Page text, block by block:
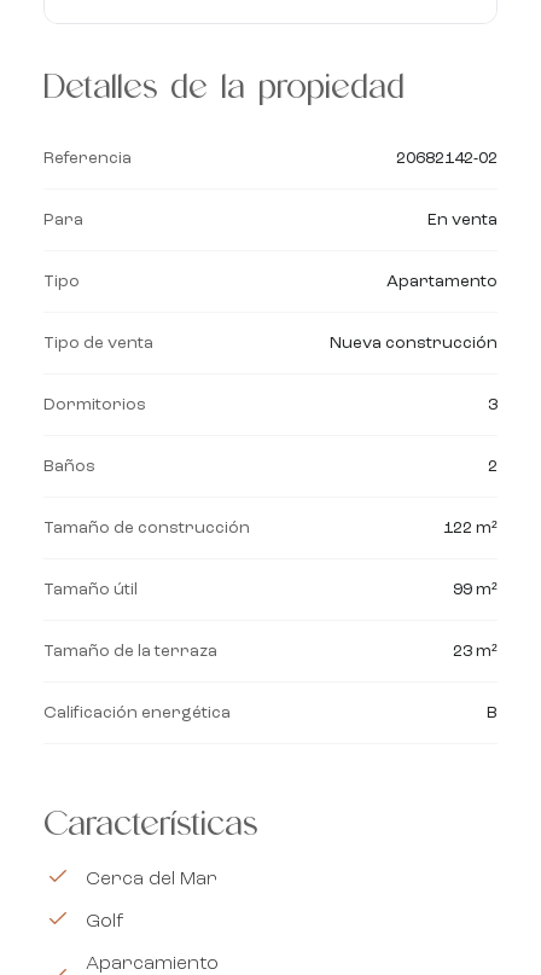
Detalles de la propiedad
Referencia 20682142-02
Para En venta
Tipo Apartamento
Tipo de venta Nueva construcción
Dormitorios 3
Baños 2
Tamaño de construcción 122 m²
Tamaño útil 99 m²
Tamaño de la terraza 23 m²
Calificación energética B
Características
Cerca del Mar
Golf
Aparcamiento